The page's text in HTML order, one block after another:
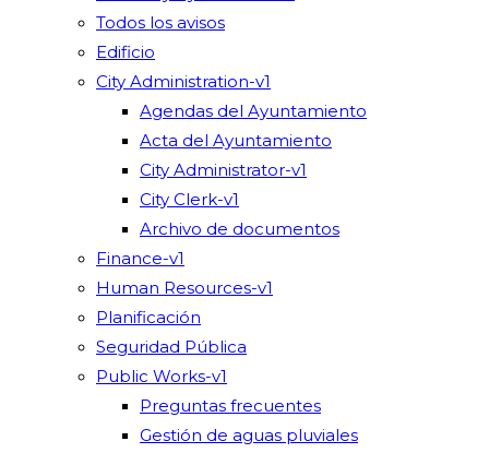
Todos los avisos
Edificio
City Administration-v1
Agendas del Ayuntamiento
Acta del Ayuntamiento
City Administrator-v1
City Clerk-v1
Archivo de documentos
Finance-v1
Human Resources-v1
Planificación
Seguridad Pública
Public Works-v1
Preguntas frecuentes
Gestión de aguas pluviales